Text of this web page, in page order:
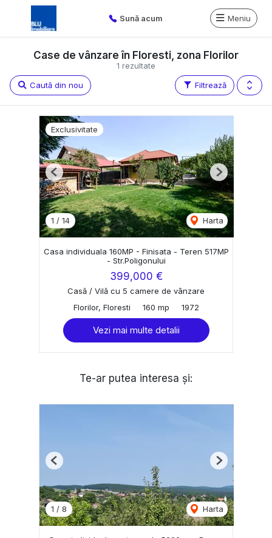
Sună acum Meniu
1 rezultate
Case de vânzare în Floresti, zona Florilor
Filtrează
Caută din nou
Exclusivitate
1 / 14 Harta
Previous Next
Casa individuala 160MP - Finisata - Teren 517MP
- Str.Poligonului
399,000 €
Casă / Vilă cu 5 camere de vânzare
Florilor, Floresti
160 mp 1972
Vezi mai multe detalii
Te-ar putea interesa și:
1 / 8 Harta
Previous Next